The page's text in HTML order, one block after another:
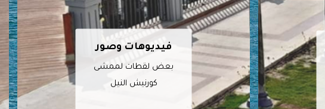
فيديوهات وصور
بعض لقطات لممشى
كورنيش النيل